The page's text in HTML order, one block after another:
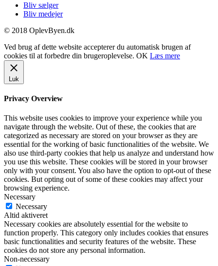
Bliv sælger
Bliv medejer
© 2018 OplevByen.dk
Ved brug af dette website accepterer du automatisk brugen af
cookies til at forbedre din brugeroplevelse. OK Læs mere
Luk
Privacy Overview
This website uses cookies to improve your experience while you
navigate through the website. Out of these, the cookies that are
categorized as necessary are stored on your browser as they are
essential for the working of basic functionalities of the website. We
also use third-party cookies that help us analyze and understand how
you use this website. These cookies will be stored in your browser
only with your consent. You also have the option to opt-out of these
cookies. But opting out of some of these cookies may affect your
browsing experience.
Necessary
Necessary
Altid aktiveret
Necessary cookies are absolutely essential for the website to
function properly. This category only includes cookies that ensures
basic functionalities and security features of the website. These
cookies do not store any personal information.
Non-necessary